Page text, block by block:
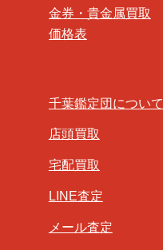
金券・貴金属買取
価格表
千葉鑑定団について
店頭買取
宅配買取
LINE査定
メール査定